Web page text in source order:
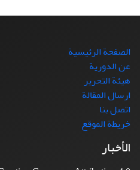
الصفحة الرئيسية
عن الدورية
هيئة التحرير
ارسال المقالة
اتصل بنا
خريطة الموقع
الأخبار